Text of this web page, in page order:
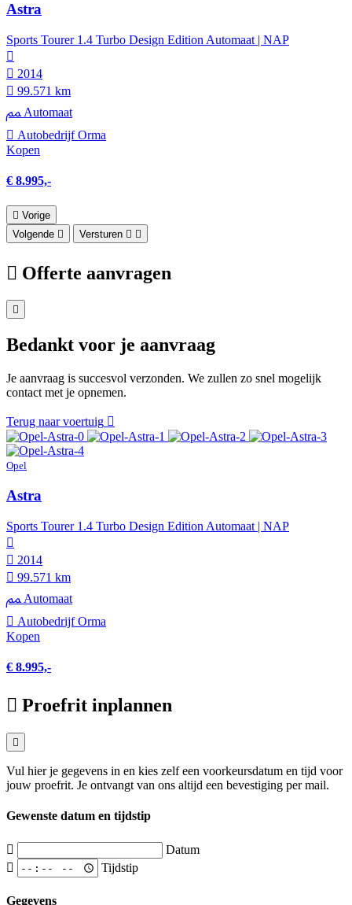
Astra
Sports Tourer 1.4 Turbo Design Edition Automaat | NAP
2014
99.571 km
Automaat
Autobedrijf Orma
Kopen
€ 8.995,-
Vorige
Volgende
Versturen
Offerte aanvragen
Bedankt voor je aanvraag
Je aanvraag is succesvol verzonden. We zullen zo snel mogelijk
contact met je opnemen.
Terug naar voertuig
Opel
Astra
Sports Tourer 1.4 Turbo Design Edition Automaat | NAP
2014
99.571 km
Automaat
Autobedrijf Orma
Kopen
€ 8.995,-
Proefrit inplannen
Vul hier je gegevens in en kies zelf een voorkeursdatum en tijd voor
jouw proefrit. Je ontvangt van ons altijd een bevestiging per mail.
Gewenste datum en tijdstip
Datum
Tijdstip
Gegevens